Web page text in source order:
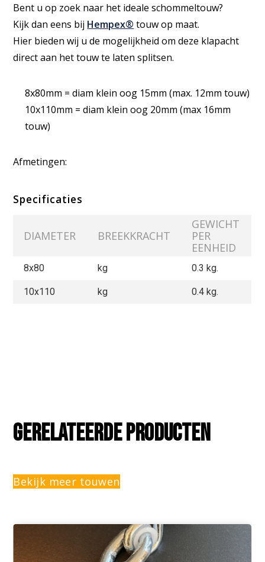
Bent u op zoek naar het ideale schommeltouw?
Kijk dan eens bij Hempex® touw op maat.
Hier bieden wij u de mogelijkheid om deze klapacht
direct aan het touw te laten splitsen.
Afmetingen:
8x80mm = diam klein oog 15mm (max. 12mm touw)
10x110mm = diam klein oog 20mm (max 16mm
touw)
Specificaties
DIAMETER BREEKKRACHT
GEWICHT
PER
EENHEID
8x80 kg 0.3 kg.
10x110 kg 0.4 kg.
Gerelateerde producten
Bekijk meer touwen